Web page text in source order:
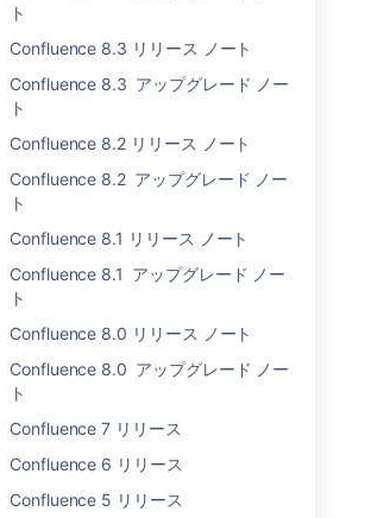
ト
Confluence 8.3 リリース ノート
Confluence 8.3 アップグレード ノー
ト
Confluence 8.2 リリース ノート
Confluence 8.2 アップグレード ノー
ト
Confluence 8.1 リリース ノート
Confluence 8.1 アップグレード ノー
ト
Confluence 8.0 リリース ノート
Confluence 8.0 アップグレード ノー
ト
Confluence 7 リリース
Confluence 6 リリース
Confluence 5 リリース